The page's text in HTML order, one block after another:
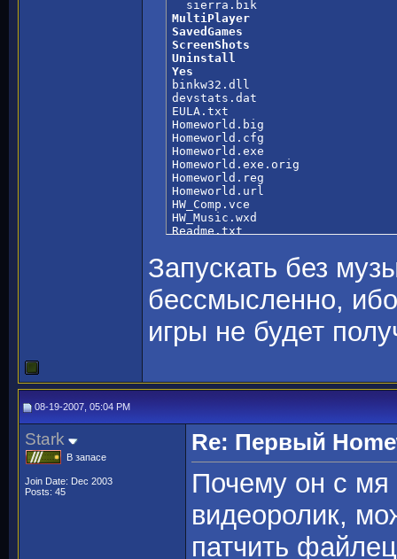
MultiPlayer
SavedGames
ScreenShots
Uninstall
Yes
binkw32.dll
devstats.dat
EULA.txt
Homeworld.big
Homeworld.cfg
Homeworld.exe
Homeworld.exe.orig
Homeworld.reg
Homeworld.url
HW_Comp.vce
HW_Music.wxd
Readme.txt
rgld3d.dll
rglsw.dll
sierra.inf
Update.big
Запускать без
бессмысленно,
игры не будет
08-19-2007, 05:04 PM
Stark
В запасе
Join Date: Dec 2003
Posts: 45
Re: Первый
Почему он с мя
видеоролик,
патчить